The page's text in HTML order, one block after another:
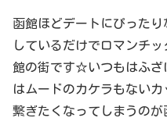
函館ほどデートにぴった
しているだけでロマンチ
館の街です☆いつもはふざ
はムードのカケラもない
繋ぎたくなってしまうのが